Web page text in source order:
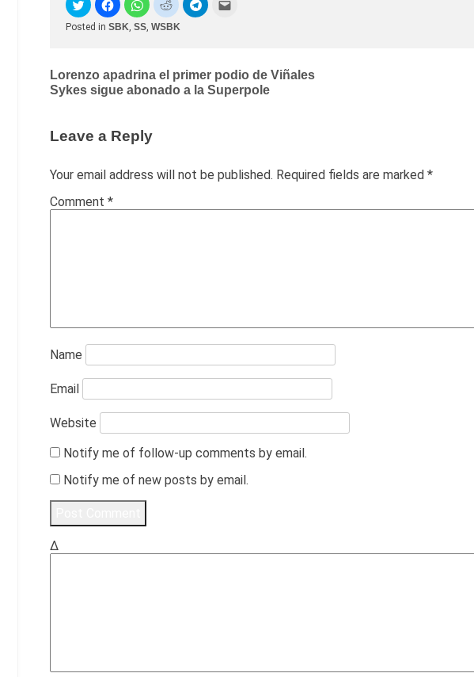
Posted in SBK SS WSBK
Post
navigation
Lorenzo apadrina el primer podio de Viñales
Sykes sigue abonado a la Superpole
Leave a Reply
Your email address will not be published. Required fields are marked *
Comment *
Name
Email
Website
Notify me of follow-up comments by email.
Notify me of new posts by email.
Δ